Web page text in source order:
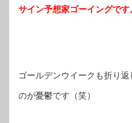
サイン予想家ゴーイングです
ゴールデンウイークも折り
のが憂鬱です（笑）